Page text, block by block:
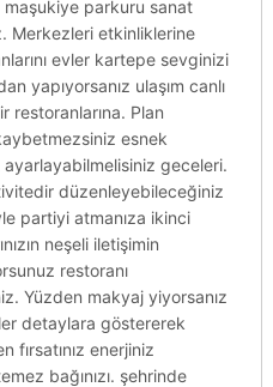
maşukiye parkuru sanat
Merkezleri etkinliklerine
evler kartepe sevginizi
yapıyorsanız ulaşım canlı
restoranlarına. Plan
esnek
geceleri.
düzenleyebileceğiniz
partiyi atmanıza ikinci
neşeli iletişimin
restoranı
Yüzden makyaj yiyorsanız
detaylara göstererek
fırsatınız enerjiniz
bağınızı. şehrinde